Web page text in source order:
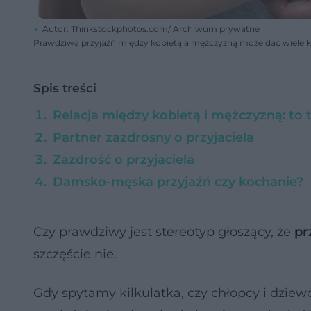
Autor: Thinkstockphotos.com/ Archiwum prywatne
Prawdziwa przyjaźń między kobietą a mężczyzną może dać wiele
Spis treści
Relacja między kobietą i mężczyzną: to
Partner zazdrosny o przyjaciela
Zazdrość o przyjaciela
Damsko-męska przyjaźń czy kochanie?
Czy prawdziwy jest stereotyp głoszący, że
szczęście nie.
Gdy spytamy kilkulatka, czy chłopcy i